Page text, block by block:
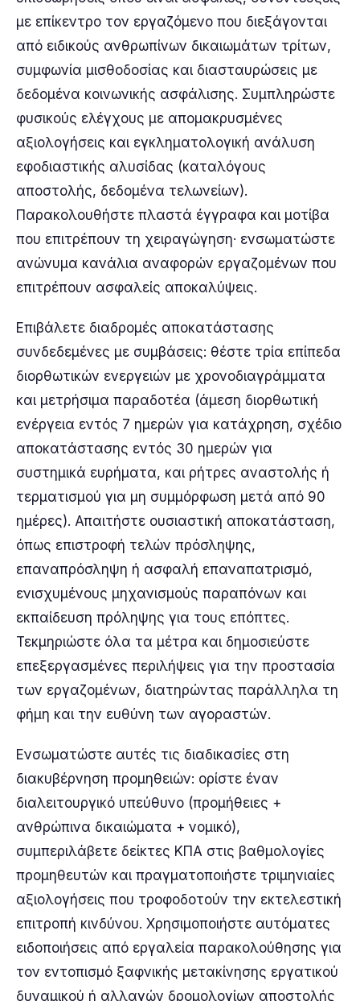
με επίκεντρο τον εργαζόμενο που διεξάγονται
από ειδικούς ανθρωπίνων δικαιωμάτων τρίτων,
συμφωνία μισθοδοσίας και διασταυρώσεις με
δεδομένα κοινωνικής ασφάλισης. Συμπληρώστε
φυσικούς ελέγχους με απομακρυσμένες
αξιολογήσεις και εγκληματολογική ανάλυση
εφοδιαστικής αλυσίδας (καταλόγους
αποστολής, δεδομένα τελωνείων).
Παρακολουθήστε πλαστά έγγραφα και μοτίβα
που επιτρέπουν τη χειραγώγηση· ενσωματώστε
ανώνυμα κανάλια αναφορών εργαζομένων που
επιτρέπουν ασφαλείς αποκαλύψεις.
Επιβάλετε διαδρομές αποκατάστασης
συνδεδεμένες με συμβάσεις: θέστε τρία επίπεδα
διορθωτικών ενεργειών με χρονοδιαγράμματα
και μετρήσιμα παραδοτέα (άμεση διορθωτική
ενέργεια εντός 7 ημερών για κατάχρηση, σχέδιο
αποκατάστασης εντός 30 ημερών για
συστημικά ευρήματα, και ρήτρες αναστολής ή
τερματισμού για μη συμμόρφωση μετά από 90
ημέρες). Απαιτήστε ουσιαστική αποκατάσταση,
όπως επιστροφή τελών πρόσληψης,
επαναπρόσληψη ή ασφαλή επαναπατρισμό,
ενισχυμένους μηχανισμούς παραπόνων και
εκπαίδευση πρόληψης για τους επόπτες.
Τεκμηριώστε όλα τα μέτρα και δημοσιεύστε
επεξεργασμένες περιλήψεις για την προστασία
των εργαζομένων, διατηρώντας παράλληλα τη
φήμη και την ευθύνη των αγοραστών.
Ενσωματώστε αυτές τις διαδικασίες στη
διακυβέρνηση προμηθειών: ορίστε έναν
διαλειτουργικό υπεύθυνο (προμήθειες +
ανθρώπινα δικαιώματα + νομικό),
συμπεριλάβετε δείκτες ΚΠΑ στις βαθμολογίες
προμηθευτών και πραγματοποιήστε τριμηνιαίες
αξιολογήσεις που τροφοδοτούν την εκτελεστική
επιτροπή κινδύνου. Χρησιμοποιήστε αυτόματες
ειδοποιήσεις από εργαλεία παρακολούθησης για
τον εντοπισμό ξαφνικής μετακίνησης εργατικού
δυναμικού ή αλλαγών δρομολογίων αποστολής